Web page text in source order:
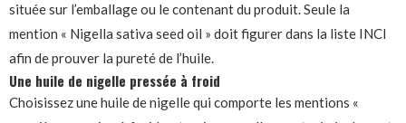
située sur l’emballage ou le contenant du produit. Seule la
mention « Nigella sativa seed oil » doit figurer dans la liste INCI
afin de prouver la pureté de l’huile.
Une huile de nigelle pressée à froid
Choisissez une huile de nigelle qui comporte les mentions «